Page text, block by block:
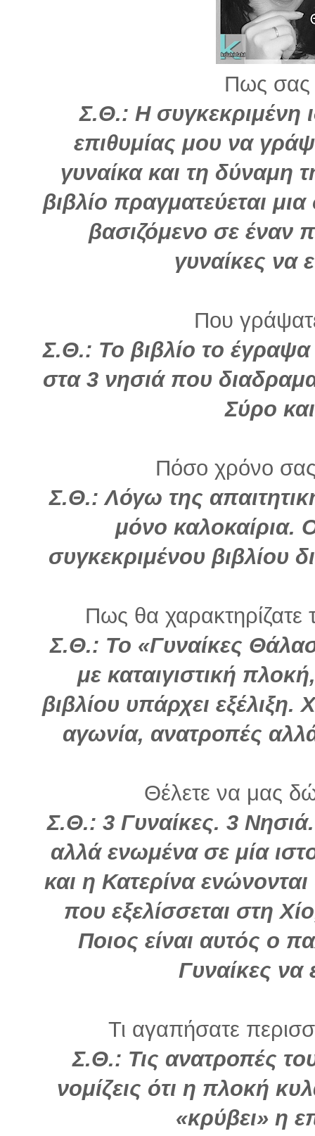
Πως σας
Σ.Θ.: H συγκεκριμένη
επιθυμίας μου να
γυναίκα και τη δύναμη
βιβλίο πραγματεύεται
βασιζόμενο σε έναν
γυναίκες να
Που
Σ.Θ.: Το βιβλίο το
στα 3 νησιά που
Σύρο
Πόσο χρόνο
Σ.Θ.: Λόγω της
μόνο καλοκαίρια.
συγκεκριμένου βιβλίου
Πως θα χαρακτηρίζατε
Σ.Θ.: Το «Γυναίκες
με καταιγιστική
βιβλίου υπάρχει
αγωνία, ανατροπές
Θέλετε να μας
Σ.Θ.: 3 Γυναίκες. 3
αλλά ενωμένα σε μία
και η Κατερίνα
που εξελίσσεται στη
Ποιος είναι αυτός ο
Γυναίκες να
Τι αγαπήσατε
Σ.Θ.: Τις ανατροπές
νομίζεις ότι η πλοκή
«κρύβει» η